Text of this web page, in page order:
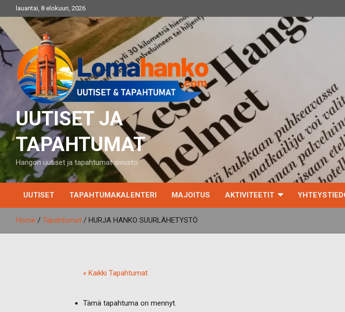
to
content
lauantai, 8 elokuun, 2026
UUTISET JA
TAPAHTUMAT
Hangon uutiset ja tapahtumat sivusto
UUTISET TAPAHTUMAKALENTERI MAJOITUS AKTIVITEETIT
Home Tapahtumat HURJA HANKO SUURLÄHETYSTÖ
« Kaikki Tapahtumat
Tämä tapahtuma on mennyt.